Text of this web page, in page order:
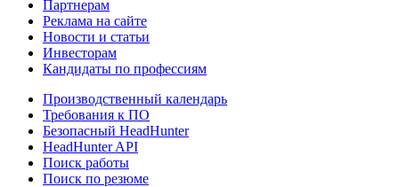
Партнерам
Реклама на сайте
Новости и статьи
Инвесторам
Кандидаты по профессиям
Производственный календарь
Требования к ПО
Безопасный HeadHunter
HeadHunter API
Поиск работы
Поиск по резюме